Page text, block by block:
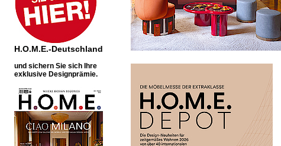
H.O.M.E.-Deutschland
und sichern Sie sich Ihre
exklusive Designprämie.